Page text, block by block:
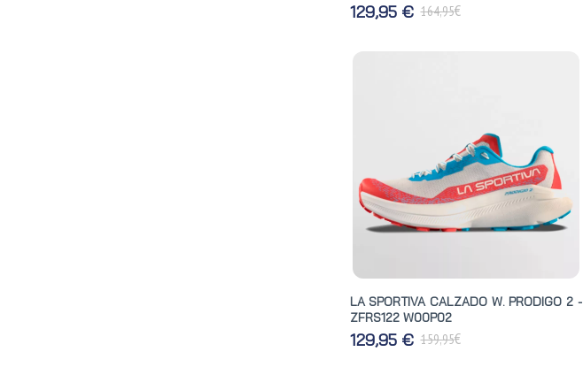
129,95 € 164,95€
LA SPORTIVA CALZADO W. PRODIGO 2 -
ZFRS122 W00P02
129,95 € 159,95€